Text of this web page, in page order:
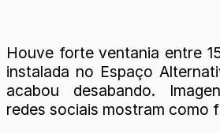
Houve forte ventania entre
instalada no Espaço
acabou desabando.
redes sociais mostram como